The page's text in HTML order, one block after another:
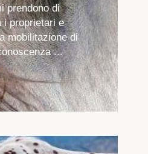
prendono di
i proprietari e
mobilitazione di
...